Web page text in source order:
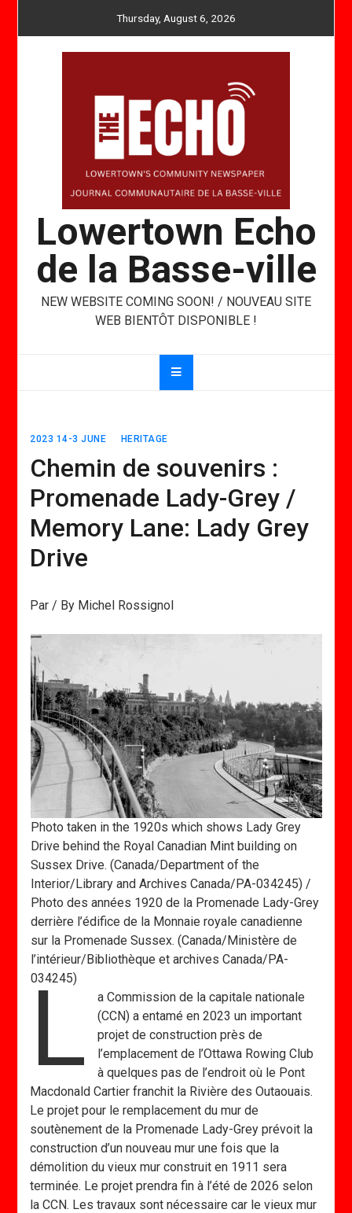
Thursday, August 6, 2026
Lowertown Echo
de la Basse-ville
NEW WEBSITE COMING SOON! / NOUVEAU SITE
WEB BIENTÔT DISPONIBLE !
2023 14-3 JUNE HERITAGE
Chemin de souvenirs :
Promenade Lady-Grey /
Memory Lane: Lady Grey
Drive
Par / By Michel Rossignol
Photo taken in the 1920s which shows Lady Grey
Drive behind the Royal Canadian Mint building on
Sussex Drive. (Canada/Department of the
Interior/Library and Archives Canada/PA-034245) /
Photo des années 1920 de la Promenade Lady-Grey
derrière l’édifice de la Monnaie royale canadienne
sur la Promenade Sussex. (Canada/Ministère de
l’intérieur/Bibliothèque et archives Canada/PA-
034245)
L
a Commission de la capitale nationale
(CCN) a entamé en 2023 un important
projet de construction près de
l’emplacement de l’Ottawa Rowing Club
à quelques pas de l’endroit où le Pont
Macdonald Cartier franchit la Rivière des Outaouais.
Le projet pour le remplacement du mur de
soutènement de la Promenade Lady-Grey prévoit la
construction d’un nouveau mur une fois que la
démolition du vieux mur construit en 1911 sera
terminée. Le projet prendra fin à l’été de 2026 selon
la CCN. Les travaux sont nécessaire car le vieux mur